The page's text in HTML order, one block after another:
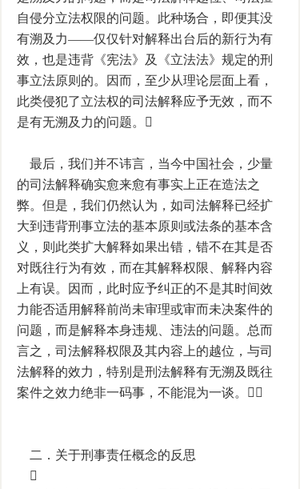
自侵分立法权限的问题。此种场合，即便其没
有溯及力——仅仅针对解释出台后的新行为有
效，也是违背《宪法》及《立法法》规定的刑
事立法原则的。因而，至少从理论层面上看，
此类侵犯了立法权的司法解释应予无效，而不
是有无溯及力的问题。
最后，我们并不讳言，当今中国社会，少量
的司法解释确实愈来愈有事实上正在造法之
弊。但是，我们仍然认为，如司法解释已经扩
大到违背刑事立法的基本原则或法条的基本含
义，则此类扩大解释如果出错，错不在其是否
对既往行为有效，而在其解释权限、解释内容
上有误。因而，此时应予纠正的不是其时间效
力能否适用解释前尚未审理或审而未决案件的
问题，而是解释本身违规、违法的问题。总而
言之，司法解释权限及其内容上的越位，与司
法解释的效力，特别是刑法解释有无溯及既往
案件之效力绝非一码事，不能混为一谈。
二．关于刑事责任概念的反思
